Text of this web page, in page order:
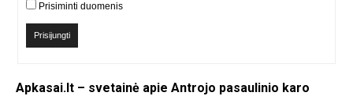
Prisiminti duomenis
Prisijungti
Apkasai.lt – svetainė apie Antrojo pasaulinio karo